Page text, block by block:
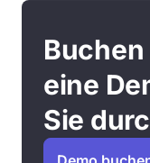
eine
Sie